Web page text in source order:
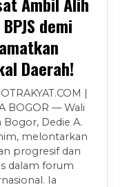
demi
Daerah!
|
BOGOR — Wali
Bogor, Dedie A.
melontarkan
progresif dan
dalam forum
Ia